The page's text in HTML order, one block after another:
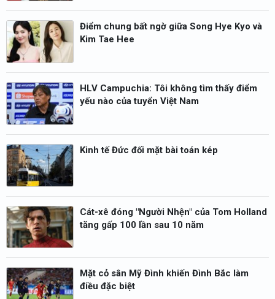
Điểm chung bất ngờ giữa Song Hye Kyo và
Kim Tae Hee
HLV Campuchia: Tôi không tìm thấy điểm
yếu nào của tuyển Việt Nam
Kinh tế Đức đối mặt bài toán kép
Cát-xê đóng "Người Nhện" của Tom Holland
tăng gấp 100 lần sau 10 năm
Mặt cỏ sân Mỹ Đình khiến Đình Bắc làm
điều đặc biệt